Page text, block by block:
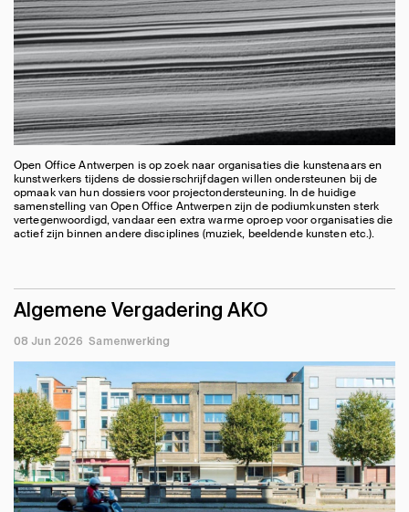
Open Office Antwerpen is op zoek naar organisaties die kunstenaars en
kunstwerkers tijdens de dossierschrijfdagen willen ondersteunen bij de
opmaak van hun dossiers voor projectondersteuning. In de huidige
samenstelling van Open Office Antwerpen zijn de podiumkunsten sterk
vertegenwoordigd, vandaar een extra warme oproep voor organisaties die
actief zijn binnen andere disciplines (muziek, beeldende kunsten etc.).
Algemene Vergadering AKO
08 Jun 2026 Samenwerking